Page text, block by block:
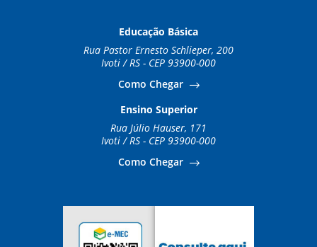
Educação Básica
Rua Pastor Ernesto Schlieper, 200
Ivoti / RS - CEP 93900-000
Como Chegar
Ensino Superior
Rua Júlio Hauser, 171
Ivoti / RS - CEP 93900-000
Como Chegar